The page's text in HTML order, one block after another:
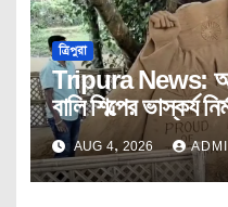
ত্রিপুরা
Tripura News:
বালি শিল্পের ভাস্কর্য
AUG 4, 2026